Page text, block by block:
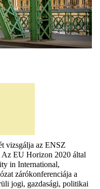
vizsgálja az ENSZ
Az EU Horizon 2020 által
in International,
zárókonferenciája a
jogi, gazdasági, politikai